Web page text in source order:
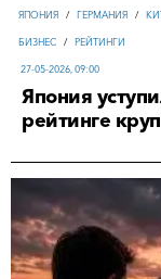
ЯПОНИЯ / ГЕРМАНИЯ /
БИЗНЕС / РЕЙТИНГИ
27-05-2026, 09:00
Япония
рейтинге